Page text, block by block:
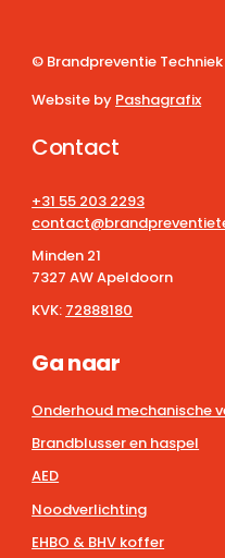
© Brandpreventie Techniek
Website by Pashagrafix
Contact
+31 55 203 2293
Minden 21
7327 AW Apeldoorn
KVK: 72888180
Ga naar
Onderhoud mechanische
Brandblusser en haspel
AED
Noodverlichting
EHBO & BHV koffer